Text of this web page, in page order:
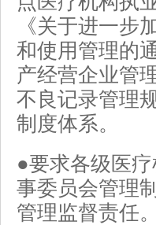
《关于进一步
和使用管理的
产经营企业管
不良记录管理
制度体系。
●要求各级医
事委员会管理
管理监督责任。